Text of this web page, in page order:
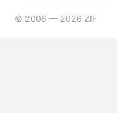
© 2006 — 2026 ZIF